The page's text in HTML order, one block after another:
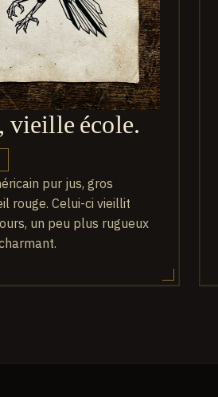
vieille école.
pur jus, gros
rouge. Celui-ci vieillit
un peu plus rugueux